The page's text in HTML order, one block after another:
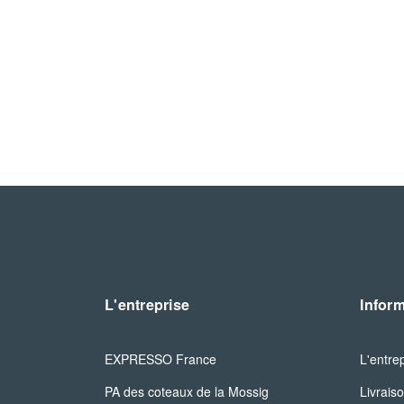
L'entreprise
EXPRESSO France
PA des coteaux de la Mossig